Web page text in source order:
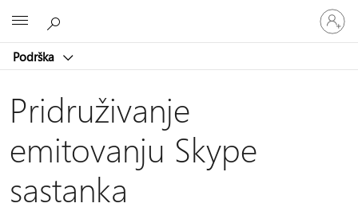
Podrška
Prijavite
se
na
Pridruživanje
emitovanju Skype
sastanka